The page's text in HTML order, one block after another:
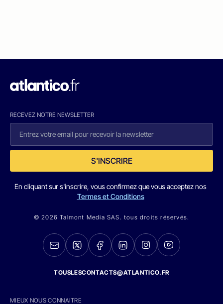
RECEVEZ NOTRE NEWSLETTER
S'INSCRIRE
En cliquant sur s'inscrire, vous confirmez que vous acceptez nos
Termes et Conditions
© 2026 Talmont Media SAS. tous droits réservés.
TOUSLESCONTACTS@ATLANTICO.FR
MIEUX NOUS CONNAITRE